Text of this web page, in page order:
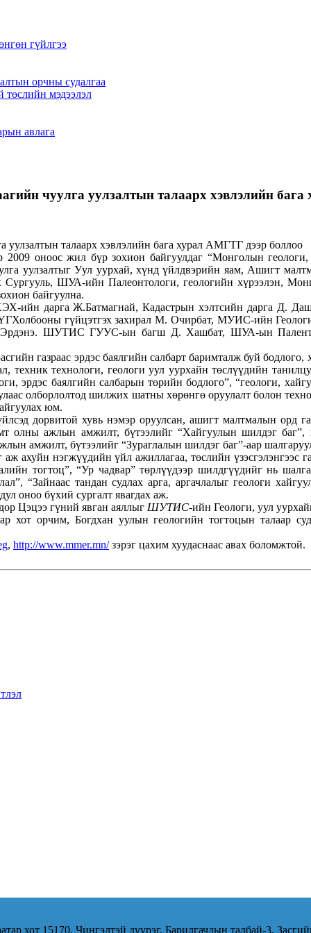
гүйлгээ
орчны судалгаа
төслийн мэдээлэл
авлага
чуулга уулзалтын талаарх хэвлэлийн
оноос жил бүр зохион байгуулдаг “Монголын геологи,
уулзалтыг Уул уурхай, хүнд үйлдвэрийн яам, Ашигт
ШУА-ийн Палеонтологи, геологийн хүрээлэн,
байгуулна.
ийн дарга Ж.Батмагнай, Кадастрын хэлтсийн дарга Д.
гүйцэтгэх захирал М. Очирбат, МУИС-ийн
ШУТИС ГУУС-ын багш Д. Хашбат, ШУА-ын
газраас эрдэс баялгийн салбарт баримталж буй
техник технологи, геологи уул уурхайн төслүүдийн
эрдэс баялгийн салбарын төрийн бодлого”, “геологи,
олборлолтод шилжих шатны хөрөнгө оруулалт болон
юм.
дорвитой хувь нэмэр оруулсан, ашигт малтмалын орд
олны ажлын амжилт, бүтээлийг “Хайгуулын шилдэг
амжилт, бүтээлийг “Зураглалын шилдэг баг”-аар
ахуйн нэгжүүдийн үйл ажиллагаа, төслийн
тогтоц”, “Ур чадвар” төрлүүдээр шилдгүүдийг нь
“Зайнаас тандан судлах арга, аргачлалыг геологи
оноо бүхий сургалт явагдах аж.
Цэцээ гүний явган аяллыг ШУТИС-ийн Геологи, уул
хот орчим, Богдхан уулын геологийн тогтоцын талаар
, http://www.mmer.mn/зэрэг цахим хуудаснаас авах боломжтой.
хот 15170, Чингэлтэй дүүрэг, Барилгачдын талбай-3,